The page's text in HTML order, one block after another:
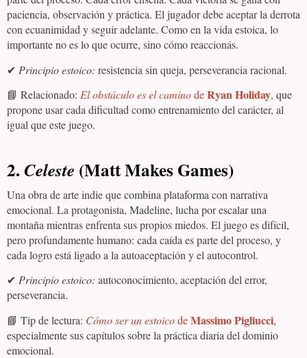
paciencia, observación y práctica. El jugador debe aceptar la derrota
con ecuanimidad y seguir adelante. Como en la vida estoica, lo
importante no es lo que ocurre, sino cómo reaccionás.
✔ Principio estoico: resistencia sin queja, perseverancia racional.
📘 Relacionado: El obstáculo es el caminodeRyan Holiday, que
propone usar cada dificultad como entrenamiento del carácter, al
igual que este juego.
2.Celeste (Matt Makes Games)
Una obra de arte indie que combina plataforma con narrativa
emocional. La protagonista, Madeline, lucha por escalar una
montaña mientras enfrenta sus propios miedos. El juego es difícil,
pero profundamente humano: cada caída es parte del proceso, y
cada logro está ligado a la autoaceptación y el autocontrol.
✔ Principio estoico: autoconocimiento, aceptación del error,
perseverancia.
📘 Tip de lectura: Cómo ser un estoicodeMassimo Pigliucci,
especialmente sus capítulos sobre la práctica diaria del dominio
emocional.